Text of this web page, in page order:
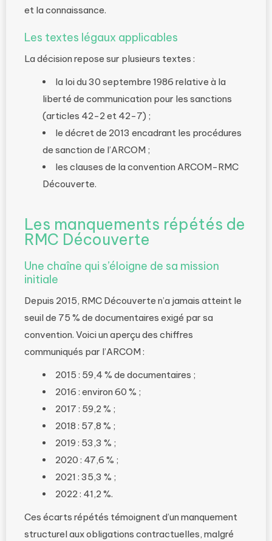
et la connaissance.
Les textes légaux applicables
La décision repose sur plusieurs textes :
la loi du 30 septembre 1986 relative à la
liberté de communication pour les sanctions
(articles 42-2 et 42-7) ;
le décret de 2013 encadrant les procédures
de sanction de l’ARCOM ;
les clauses de la convention ARCOM-RMC
Découverte.
Les manquements répétés de
RMC Découverte
Une chaîne qui s’éloigne de sa mission
initiale
Depuis 2015, RMC Découverte n’a jamais atteint le
seuil de 75 % de documentaires exigé par sa
convention. Voici un aperçu des chiffres
communiqués par l’ARCOM :
2015 : 59,4 % de documentaires ;
2016 : environ 60 % ;
2017 : 59,2 % ;
2018 : 57,8 % ;
2019 : 53,3 % ;
2020 : 47,6 % ;
2021 : 35,3 % ;
2022 : 41,2 %.
Ces écarts répétés témoignent d’un manquement
structurel aux obligations contractuelles, malgré